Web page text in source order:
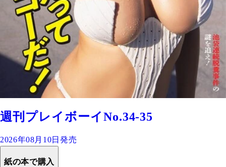
週刊プレイボーイNo.34-35
2026年08月10日発売
紙の本で購入